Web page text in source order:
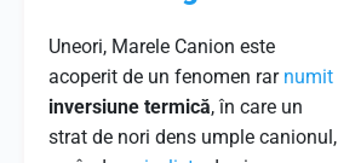
Uneori, Marele Canion este
acoperit de un fenomen rar numit
inversiune termică, în care un
strat de nori dens umple canionul,